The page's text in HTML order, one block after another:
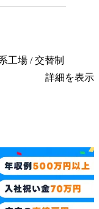
工場 / 交替制
詳細を表示